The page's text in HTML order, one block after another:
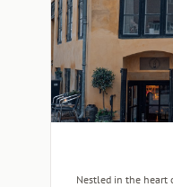
Nestled in the heart